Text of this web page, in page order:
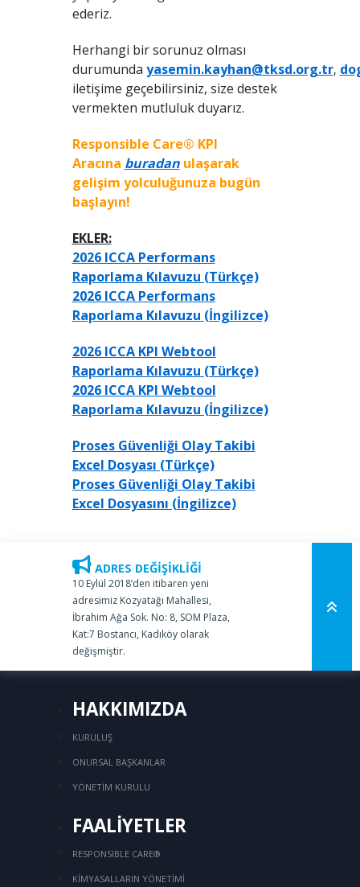
ederiz.
Herhangi bir sorunuz olması
durumunda yasemin.kayhan@tksd.org.tr,
iletişime geçebilirsiniz, size destek
vermekten mutluluk duyarız.
Responsible Care® KPI
Aracına buradanulaşarak
gelişim yolculuğunuza bugün
başlayın!
EKLER:
2026 ICCA Performans
Raporlama Kılavuzu (Türkçe)
2026 ICCA Performans
Raporlama Kılavuzu (İngilizce)
2026 ICCA KPI Webtool
Raporlama Kılavuzu (Türkçe)
2026 ICCA KPI Webtool
Raporlama Kılavuzu (İngilizce)
Proses Güvenliği Olay Takibi
Excel Dosyası (Türkçe)
Proses Güvenliği Olay Takibi
Excel Dosyasını (İngilizce)
ADRES DEĞİŞİKLİĞİ
10 Eylül 2018’den itibaren yeni
adresimiz Kozyatağı Mahallesi,
İbrahim Ağa Sok. No: 8, SOM Plaza,
Kat:7 Bostancı, Kadıköy olarak
değişmiştir.
HAKKIMIZDA
KURULUŞ
ONURSAL BAŞKANLAR
YÖNETİM KURULU
FAALİYETLER
RESPONSIBLE CARE®
KİMYASALLARIN YÖNETİMİ